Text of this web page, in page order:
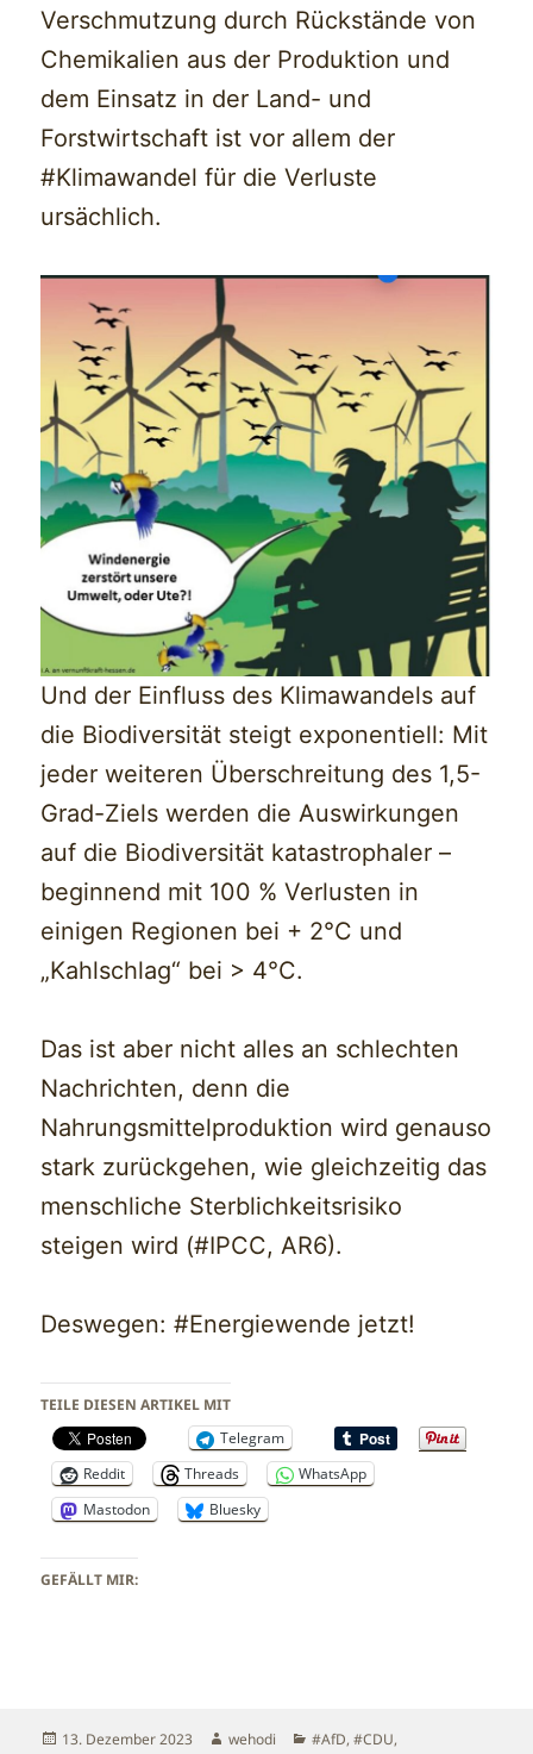
Verschmutzung durch Rückstände von
Chemikalien aus der Produktion und
dem Einsatz in der Land- und
Forstwirtschaft ist vor allem der
#Klimawandel für die Verluste
ursächlich.
Und der Einfluss des Klimawandels auf
die Biodiversität steigt exponentiell: Mit
jeder weiteren Überschreitung des 1,5-
Grad-Ziels werden die Auswirkungen
auf die Biodiversität katastrophaler –
beginnend mit 100 % Verlusten in
einigen Regionen bei + 2°C und
„Kahlschlag“ bei > 4°C.
Das ist aber nicht alles an schlechten
Nachrichten, denn die
Nahrungsmittelproduktion wird genauso
stark zurückgehen, wie gleichzeitig das
menschliche Sterblichkeitsrisiko
steigen wird (#IPCC, AR6).
Deswegen: #Energiewende jetzt!
TEILE DIESEN ARTIKEL MIT
Telegram
Reddit
Threads
WhatsApp
Mastodon
Bluesky
GEFÄLLT MIR:
Veröffentlicht
13. Dezember 2023 Autor
wehodi Kategorien
#AfD,#CDU,